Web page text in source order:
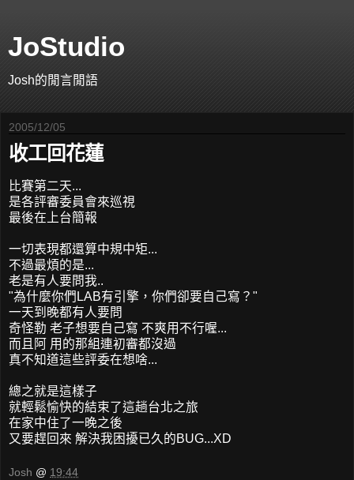
JoStudio
Josh的閒言閒語
2005/12/05
收工回花蓮
比賽第二天...
是各評審委員會來巡視
最後在上台簡報
一切表現都還算中規中矩...
不過最煩的是...
老是有人要問我..
"為什麼你們LAB有引擎，你們卻要自己寫？"
一天到晚都有人要問
奇怪勒 老子想要自己寫 不爽用不行喔...
而且阿 用的那組連初審都沒過
真不知道這些評委在想啥...
總之就是這樣子
就輕鬆愉快的結束了這趟台北之旅
在家中住了一晚之後
又要趕回來 解決我困擾已久的BUG...XD
Josh @ 19:44